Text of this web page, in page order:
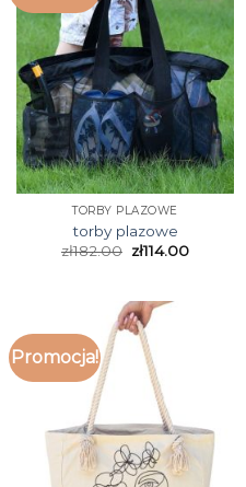
TORBY PLAZOWE
torby plazowe
zł182.00 zł114.00
Promocja!